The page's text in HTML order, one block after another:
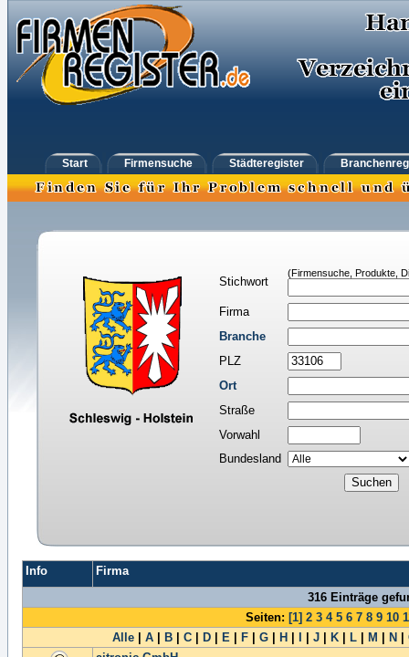
Start Firmensuche Städteregister
Stichwort
(Firmensuche, Produkte,
Firma
Branche
PLZ
Ort
Straße
Vorwahl
Bundesland
Info
Firma
316 Einträge
Seiten: [1] 2 3 4 5 6 7 8 9 10
Alle
A B C D E F G H J K L M N